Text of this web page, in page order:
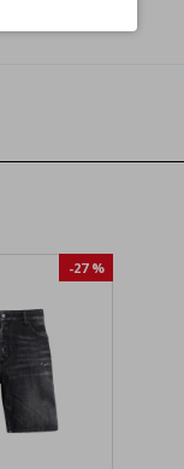
-27 %